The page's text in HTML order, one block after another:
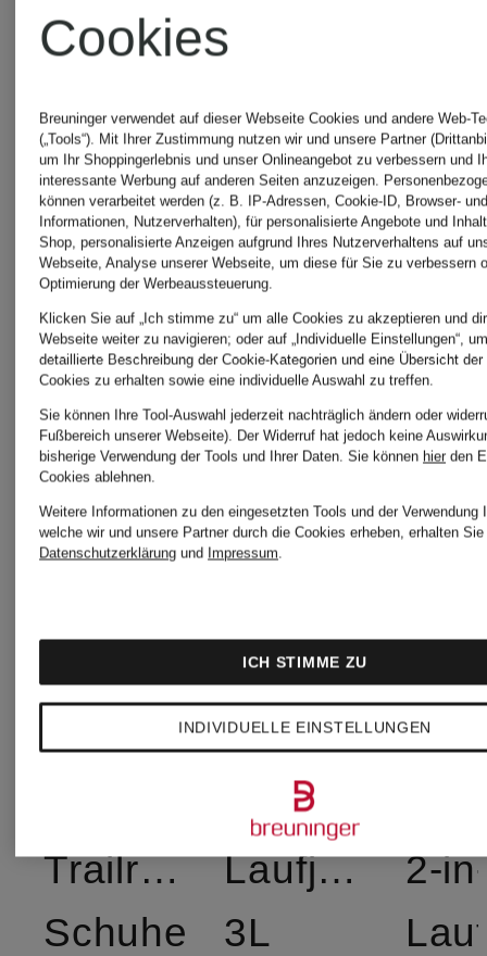
UNSERE
BELIEBTESTEN
ARTIKEL VON
SATISFY
Trailrunning-
Schuhe
SATISFY
Laufjacke
3L
2-
Cookies
Breuninger verwendet auf dieser Webseite Cookies und andere Web-
(„Tools“). Mit Ihrer Zustimmung nutzen wir und unsere Partner
um Ihr Shoppingerlebnis und unser Onlineangebot zu verbessern und
interessante Werbung auf anderen Seiten anzuzeigen.
können verarbeitet werden (z. B. IP-Adressen, Cookie-ID, Browser-
Informationen, Nutzerverhalten), für personalisierte Angebote und
Shop, personalisierte Anzeigen aufgrund Ihres Nutzerverhaltens auf
Webseite, Analyse unserer Webseite, um diese für Sie zu verbessern
Optimierung der Werbeaussteuerung.
Klicken Sie auf „Ich stimme zu“ um alle Cookies zu akzeptieren und
Webseite weiter zu navigieren; oder auf „Individuelle Einstellungen“,
detaillierte Beschreibung der Cookie-Kategorien und eine Übersicht
Cookies zu erhalten sowie eine individuelle Auswahl zu treffen.
Sie können Ihre Tool-Auswahl jederzeit nachträglich ändern oder
Fußbereich unserer Webseite). Der Widerruf hat jedoch keine
bisherige Verwendung der Tools und Ihrer Daten. Sie können hier den
Cookies ablehnen.
Weitere Informationen zu den eingesetzten Tools und der Verwendung
welche wir und unsere Partner durch die Cookies erheben, erhalten
Datenschutzerklärung und Impressum.
INDIVIDUELLE EINSTELLUNGEN
ICH STIMME ZU